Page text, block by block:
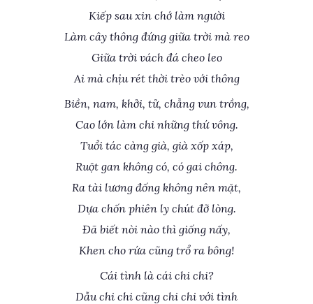
Kiếp sau xin chớ làm người
Làm cây thông đứng giữa trời mà reo
Giữa trời vách đá cheo leo
Ai mà chịu rét thời trèo với thông
Biền, nam, khởi, tử, chẳng vun trồng,
Cao lớn làm chi những thứ vông.
Tuổi tác càng già, già xốp xáp,
Ruột gan không có, có gai chông.
Ra tài lương đống không nên mặt,
Dựa chốn phiên ly chút đỡ lòng.
Đã biết nòi nào thì giống nấy,
Khen cho rứa cũng trổ ra bông!
Cái tình là cái chi chi?
Dẫu chi chi cũng chi chi với tình